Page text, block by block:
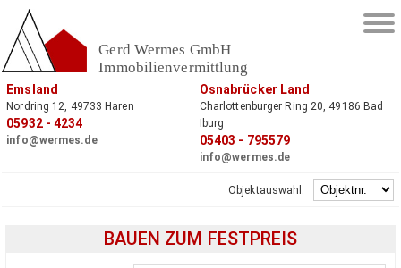
Gerd Wermes GmbH
Immobilienvermittlung
Emsland
Nordring 12, 49733 Haren
05932 - 4234
info@wermes.de
Osnabrücker Land
Charlottenburger Ring 20, 49186 Bad
Iburg
05403 - 795579
info@wermes.de
Objektauswahl:
BAUEN ZUM FESTPREIS